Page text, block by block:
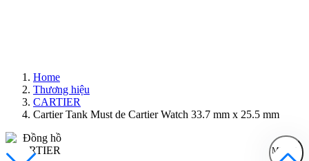
Home
Thương hiệu
CARTIER
Cartier Tank Must de Cartier Watch 33.7 mm x 25.5 mm
MENU